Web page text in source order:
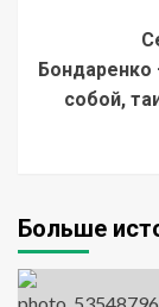
собой,
Больше